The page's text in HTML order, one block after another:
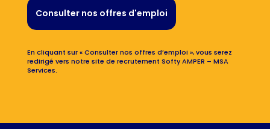
Consulter nos offres d'emploi
En cliquant sur « Consulter nos offres d’emploi », vous serez
redirigé vers notre site de recrutement Softy AMPER – MSA
Services.